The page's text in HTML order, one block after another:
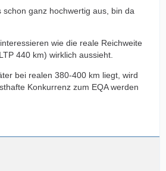
schon ganz hochwertig aus, bin da
wie die reale Reichweite
440 km) wirklich aussieht.
bei realen 380-400 km liegt, wird
Konkurrenz zum EQA werden